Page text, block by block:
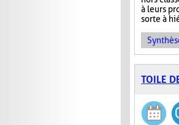
à leurs
sorte à
TOILE